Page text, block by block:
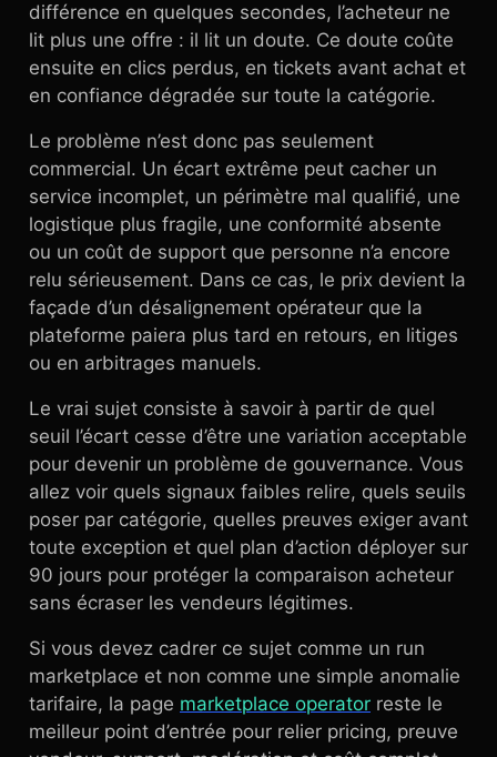
différence en quelques secondes, l’acheteur ne
lit plus une offre : il lit un doute. Ce doute coûte
ensuite en clics perdus, en tickets avant achat et
en confiance dégradée sur toute la catégorie.
Le problème n’est donc pas seulement
commercial. Un écart extrême peut cacher un
service incomplet, un périmètre mal qualifié, une
logistique plus fragile, une conformité absente
ou un coût de support que personne n’a encore
relu sérieusement. Dans ce cas, le prix devient la
façade d’un désalignement opérateur que la
plateforme paiera plus tard en retours, en litiges
ou en arbitrages manuels.
Le vrai sujet consiste à savoir à partir de quel
seuil l’écart cesse d’être une variation acceptable
pour devenir un problème de gouvernance. Vous
allez voir quels signaux faibles relire, quels seuils
poser par catégorie, quelles preuves exiger avant
toute exception et quel plan d’action déployer sur
90 jours pour protéger la comparaison acheteur
sans écraser les vendeurs légitimes.
Si vous devez cadrer ce sujet comme un run
marketplace et non comme une simple anomalie
tarifaire, la page marketplace operator reste le
meilleur point d’entrée pour relier pricing, preuve